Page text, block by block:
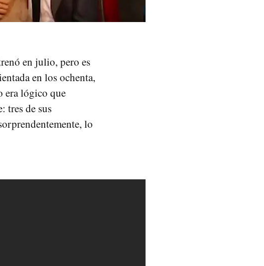
en julio, pero es
en los ochenta,
era lógico que
tres de sus
lo